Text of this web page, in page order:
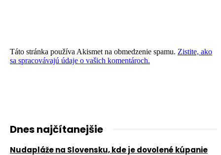
Táto stránka používa Akismet na obmedzenie spamu. Zistite, ako
sa spracovávajú údaje o vašich komentároch.
Dnes najčítanejšie
Nudapláže na Slovensku, kde je dovolené kúpanie